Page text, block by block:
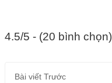
4.5/5 - (20 bình chọn)
Bài viết Trước